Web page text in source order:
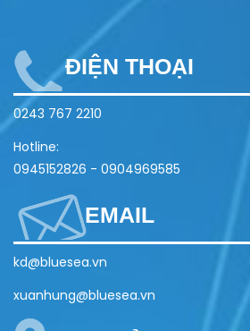
ĐIỆN THOẠI
0243 767 2210
Hotline:
0945152826 - 0904969585
EMAIL
kd@bluesea.vn
xuanhung@bluesea.vn